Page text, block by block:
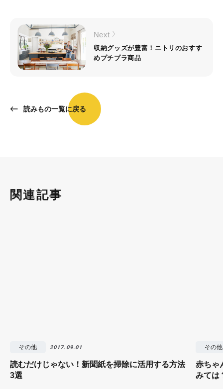
読みもの一覧に戻る
Next
収納グッズが豊富！ニトリのおすす
めプチプラ商品
関連記事
その他 2017.09.01
読むだけじゃない！新聞紙を掃除に活用する方法
3選
その他
赤ちゃ
みては